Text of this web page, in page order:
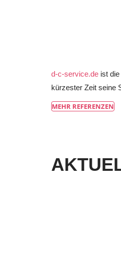
d-c-service.de ist
kürzester Zeit seine
MEHR REFERENZEN